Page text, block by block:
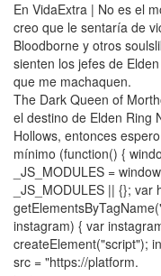
En VidaExtra | No es el
creo que le sentaría de
Bloodborne y otros
sienten los jefes de
que me machaquen.
The Dark Queen of
el destino de Elden Ring
Hollows, entonces
mínimo (function() {
_JS_MODULES =
_JS_MODULES || {};
instagram) { var
createElement("script");
src = "https://platform.